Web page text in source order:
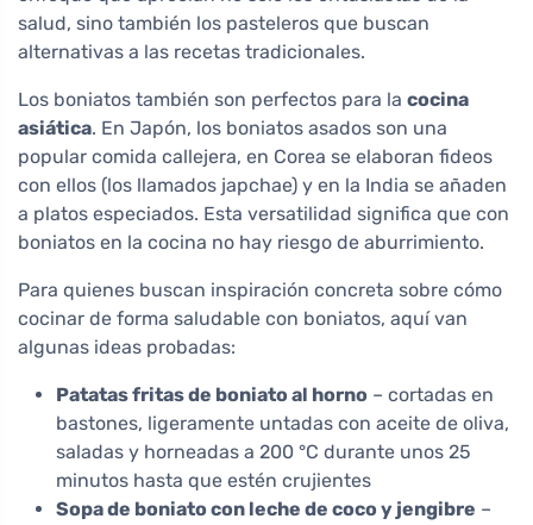
salud, sino también los pasteleros que buscan
alternativas a las recetas tradicionales.
Los boniatos también son perfectos para la cocina
asiática. En Japón, los boniatos asados son una
popular comida callejera, en Corea se elaboran fideos
con ellos (los llamados japchae) y en la India se añaden
a platos especiados. Esta versatilidad significa que con
boniatos en la cocina no hay riesgo de aburrimiento.
Para quienes buscan inspiración concreta sobre cómo
cocinar de forma saludable con boniatos, aquí van
algunas ideas probadas:
Patatas fritas de boniato al horno – cortadas en
bastones, ligeramente untadas con aceite de oliva,
saladas y horneadas a 200 °C durante unos 25
minutos hasta que estén crujientes
Sopa de boniato con leche de coco y jengibre –